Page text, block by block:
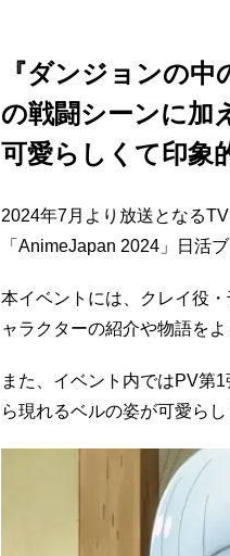
『ダンジョンの
の戦闘シーンに加
可愛らしくて印象
2024年7月より放送となる
「AnimeJapan 2024」日活
本イベントには、クレイ役
ャラクターの紹介や物語を
また、イベント内ではPV第
ら現れるベルの姿が可愛ら